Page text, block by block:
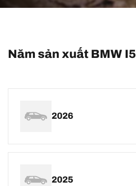
Năm sản xuất BMW I5
2026
2025